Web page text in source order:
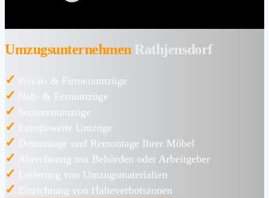
UmzugsunternehmenRathjensdorf
✓ Privat- & Firmenumzüge
✓ Nah- & Fernumzüge
✓ Seniorenumzüge
✓ Europaweite Umzüge
✓ Demontage und Remontage Ihrer Möbel
✓ Abrechnung mit Behörden oder Arbeitgeber
✓ Lieferung von Umzugsmaterialien
✓ Einrichtung von Halteverbotszonen